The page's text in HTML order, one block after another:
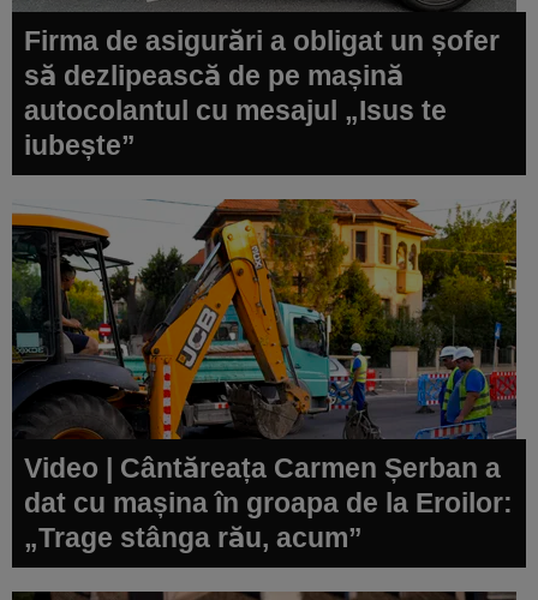
Firma de asigurări a obligat un șofer
să dezlipească de pe mașină
autocolantul cu mesajul „Isus te
iubește”
Video | Cântăreața Carmen Șerban a
dat cu mașina în groapa de la Eroilor:
„Trage stânga rău, acum”